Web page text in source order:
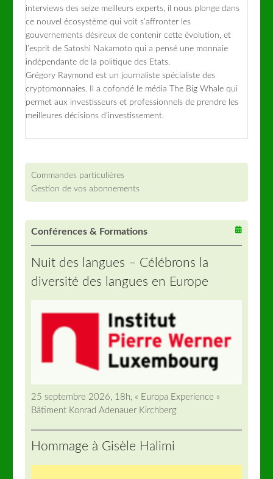
interviews des seize meilleurs experts, il nous plonge dans
ce nouvel écosystème qui voit s’affronter les
gouvernements désireux de contenir cette évolution, et
l’esprit de Satoshi Nakamoto qui a pensé une monnaie
indépendante de la politique des Etats.
Grégory Raymond est un journaliste spécialiste des
cryptomonnaies. Il a cofondé le média The Big Whale qui
permet aux investisseurs et professionnels de prendre les
meilleures décisions d’investissement.
Commandes particulières
Gestion de vos abonnements
Conférences & Formations
Nuit des langues – Célébrons la
diversité des langues en Europe
25 septembre 2026, 18h, « Europa Experience »
Bâtiment Konrad Adenauer Kirchberg
Hommage à Gisèle Halimi